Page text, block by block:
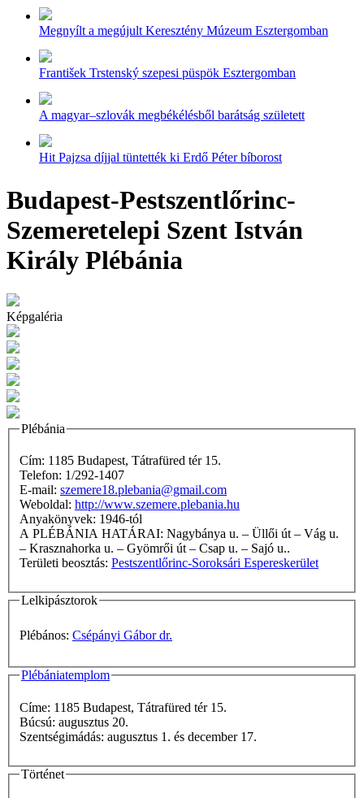
Megnyílt a megújult Keresztény Múzeum Esztergomban
František Trstenský szepesi püspök Esztergomban
A magyar–szlovák megbékélésből barátság született
Hit Pajzsa díjjal tüntették ki Erdő Péter bíborost
Budapest-Pestszentlőrinc-
Szemeretelepi Szent István
Király Plébánia
Képgaléria
Plébánia
Cím: 1185 Budapest, Tátrafüred tér 15.
Telefon: 1/292-1407
E-mail: szemere18.plebania@gmail.com
Weboldal: http://www.szemere.plebania.hu
Anyakönyvek: 1946-tól
A PLÉBÁNIA HATÁRAI: Nagybánya u. – Üllői út – Vág u.
– Krasznahorka u. – Gyömrői út – Csap u. – Sajó u..
Területi beosztás: Pestszentlőrinc-Soroksári Espereskerület
Lelkipásztorok
Plébános: Csépányi Gábor dr.
Plébániatemplom
Címe: 1185 Budapest, Tátrafüred tér 15.
Búcsú: augusztus 20.
Szentségimádás: augusztus 1. és december 17.
Történet